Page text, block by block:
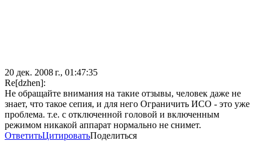
20 дек. 2008 г., 01:47:35
Re[dzhen]:
Не обращайте внимания на такие отзывы, человек даже не
знает, что такое сепия, и для него Ограничить ИСО - это уже
проблема. т.е. с отключенной головой и включенным
режимом никакой аппарат нормально не снимет.
ОтветитьЦитироватьПоделиться